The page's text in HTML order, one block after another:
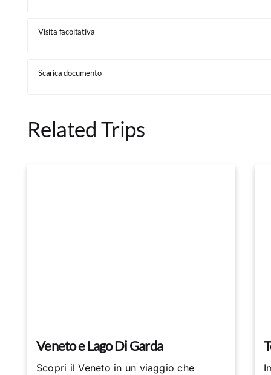
Visita facoltativa
Scarica documento
Related Trips
Veneto e Lago Di Garda
Scopri il Veneto in un viaggio che